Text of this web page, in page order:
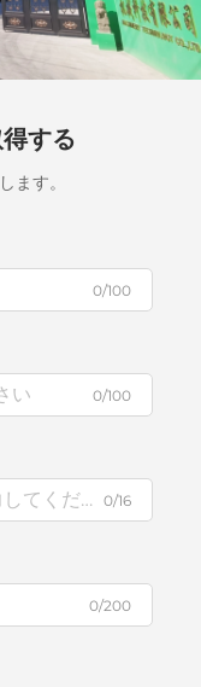
する
ます。
0/100
0/100
0/16
0/200